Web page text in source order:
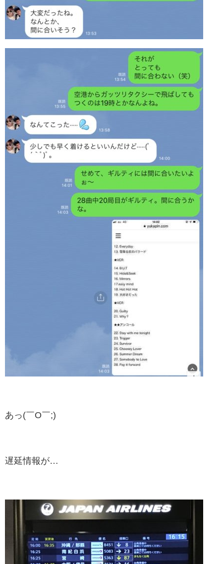
あっ(￣O￣;)
遅延情報が…